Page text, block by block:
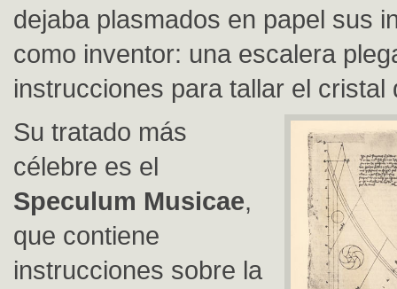
dejaba plasmados en papel sus
como inventor: una escalera
instrucciones para tallar el
Su tratado más
célebre es el
Speculum Musicae,
que contiene
instrucciones sobre la